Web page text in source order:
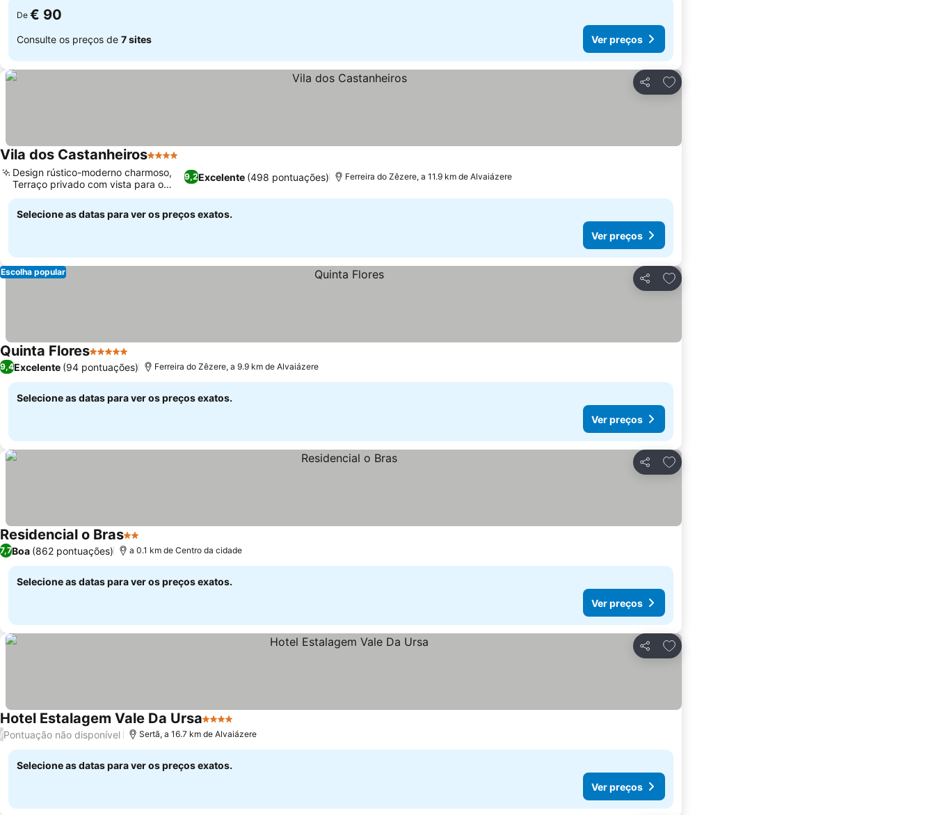
De € 90
Consulte os preços de 7 sites Ver preços
Partilhar
Adicionar aos favoritos
Vila dos Castanheiros4 Estrelas
9,2Excelente (498 pontuações)
Design rústico-moderno charmoso,
Terraço privado com vista para o
jardim
Ferreira do Zêzere, a 11.9 km de Alvaiázere
Selecione as datas para ver os preços exatos.
Ver preços
Partilhar
Adicionar aos favoritos
Escolha popular
Quinta Flores5 Estrelas
9,4Excelente (94 pontuações) Ferreira do Zêzere, a 9.9 km de Alvaiázere
Selecione as datas para ver os preços exatos.
Ver preços
Partilhar
Adicionar aos favoritos
Residencial o Bras2 Estrelas
7,7Boa (862 pontuações) a 0.1 km de Centro da cidade
Selecione as datas para ver os preços exatos.
Ver preços
Partilhar
Adicionar aos favoritos
Hotel Estalagem Vale Da Ursa4 Estrelas
/Pontuação não disponível Sertã, a 16.7 km de Alvaiázere
Selecione as datas para ver os preços exatos.
Ver preços